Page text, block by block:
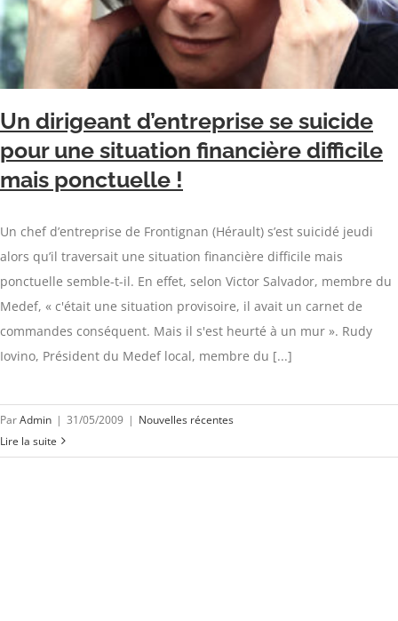
Un dirigeant d’entreprise se suicide
pour une situation financière difficile
mais ponctuelle !
Un chef d’entreprise de Frontignan (Hérault) s’est suicidé jeudi
alors qu’il traversait une situation financière difficile mais
ponctuelle semble-t-il. En effet, selon Victor Salvador, membre du
Medef, « c'était une situation provisoire, il avait un carnet de
commandes conséquent. Mais il s'est heurté à un mur ». Rudy
Iovino, Président du Medef local, membre du [...]
ParAdmin | 31/05/2009 | Nouvelles récentes
Lire la suite